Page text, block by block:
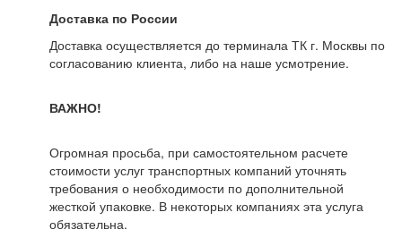
Доставка по России
Доставка осуществляется до терминала ТК г. Москвы по
согласованию клиента, либо на наше усмотрение.
ВАЖНО!
Огромная просьба, при самостоятельном расчете
стоимости услуг транспортных компаний уточнять
требования о необходимости по дополнительной
жесткой упаковке. В некоторых компаниях эта услуга
обязательна.